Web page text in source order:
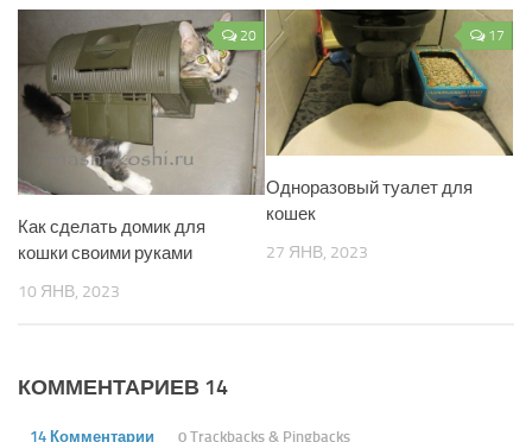
20
Как сделать домик для
кошки своими руками
10 ЯНВ, 2023
17
Одноразовый туалет для
кошек
27 ЯНВ, 2023
КОММЕНТАРИЕВ 14
14 Комментарии 0 Trackbacks & Pingbacks